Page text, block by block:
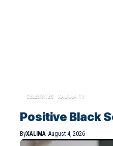
CELEBRITES XALIMA TV
Positive Black
ByXALIMA August 4, 2026